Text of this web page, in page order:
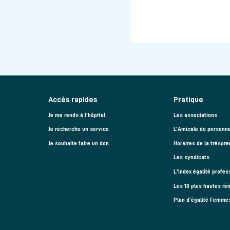
Accès rapides
Je me rends à l'hôpital
Je recherche un service
Je souhaite faire un don
Pratique
Les associations
L’Amicale du
Horaires de la
Les syndicats
L'index égalité
Les 10 plus hautes
Plan d'égalité